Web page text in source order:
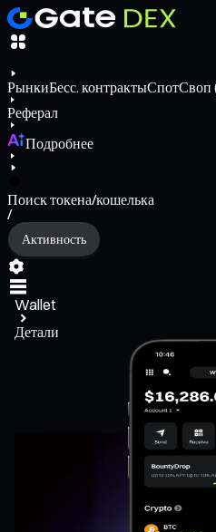
РынкиБесс. контрактыСпотСвоп
Реферал
Подробнее
Поиск токена/кошелька
/
Активность
Wallet
Детали